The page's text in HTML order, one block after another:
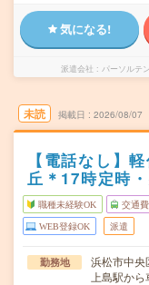
気になる!
派遣会社 パーソルテ
未読 掲載日 2026/08/07
【電話なし】
丘＊17時定時
職種未経験OK 交通
WEB登録OK 派遣
勤務地
浜松市中央
上島駅か